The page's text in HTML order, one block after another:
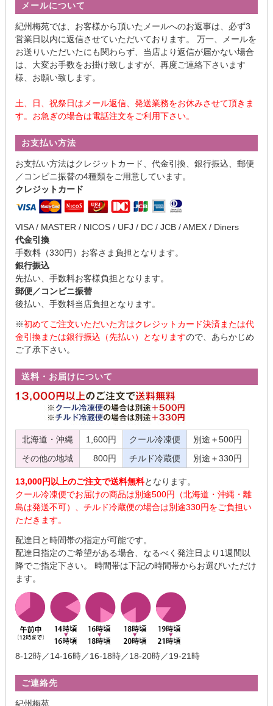
メールについて
紀州梅苑では、お客様から頂いたメールへのお返事は、必ず3
営業日以内に返信させていただいております。 万一、メールを
お送りいただいたにも関わらず、当店より返信が届かない場合
は、大変お手数をお掛け致しますが、再度ご連絡下さいます
様、お願い致します。
土、日、祝祭日はメール返信、発送業務をお休みさせて頂きま
す。お急ぎの場合は電話注文をご利用下さい。
お支払い方法
お支払い方法はクレジットカード、代金引換、銀行振込、郵便
／コンビニ振替の4種類をご用意しています。
クレジットカード
VISA / MASTER / NICOS / UFJ / DC / JCB / AMEX / Diners
代金引換
手数料（330円）お客さま負担となります。
銀行振込
先払い、手数料お客様負担となります。
郵便／コンビニ振替
後払い、手数料当店負担となります。
※初めてご注文いただいた方はクレジットカード決済または代
金引換または銀行振込（先払い）となりますので、あらかじめ
ご了承下さい。
送料・お届けについて
北海道・沖縄 1,600円 クール冷凍便
別途＋500円
その他の地域
800円 チルド冷蔵便 別途＋330円
13,000円以上のご注文で送料無料となります。
クール冷凍便でお届けの商品は別途500円（北海道・沖縄・離
島は発送不可）、チルド冷蔵便の場合は別途330円をご負担い
ただきます。
配達日と時間帯の指定が可能です。
配達日指定のご希望がある場合、なるべく発注日より1週間以
降でご指定下さい。 時間帯は下記の時間帯からお選びいただけ
ます。
8-12時／14-16時／16-18時／18-20時／19-21時
ご連絡先
紀州梅苑